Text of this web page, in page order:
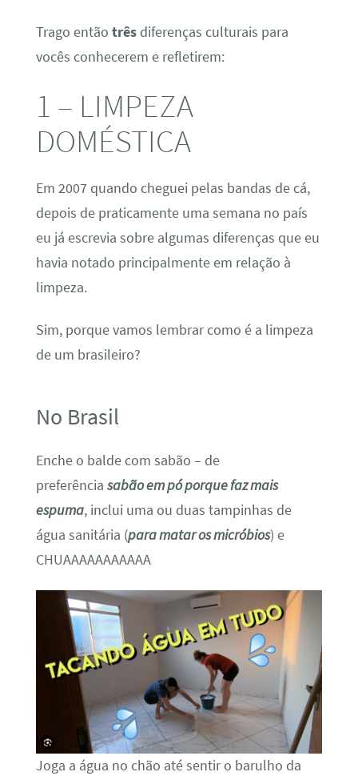
Trago então trêsdiferenças culturais para
vocês conhecerem e refletirem:
1 – LIMPEZA
DOMÉSTICA
Em 2007 quando cheguei pelas bandas de cá,
depois de praticamente uma semana no país
eu já escrevia sobre algumas diferenças que eu
havia notado principalmente em relação à
limpeza.
Sim, porque vamos lembrar como é a limpeza
de um brasileiro?
No Brasil
Enche o balde com sabão – de
preferência sabão em pó porque faz mais
espuma, inclui uma ou duas tampinhas de
água sanitária (para matar os micróbios) e
CHUAAAAAAAAAAA
Joga a água no chão até sentir o barulho da